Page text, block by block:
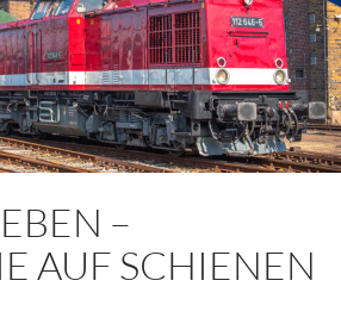
–
AUF SCHIENEN